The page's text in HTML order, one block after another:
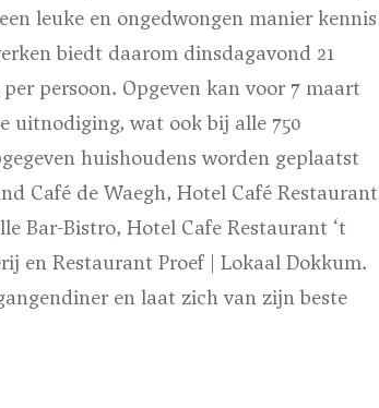
leuke en ongedwongen manier kennis
biedt daarom dinsdagavond 21
persoon. Opgeven kan voor 7 maart
uitnodiging, wat ook bij alle 750
huishoudens worden geplaatst
Café de Waegh, Hotel Café Restaurant
Bar-Bistro, Hotel Cafe Restaurant ‘t
en Restaurant Proef | Lokaal Dokkum.
en laat zich van zijn beste